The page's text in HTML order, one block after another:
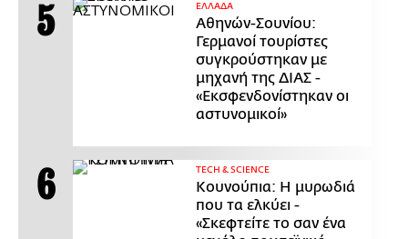
ΕΛΛΑΔΑ
Αθηνών-Σουνίου:
Γερμανοί τουρίστες
συγκρούστηκαν με
μηχανή της ΔΙΑΣ -
«Εκσφενδονίστηκαν οι
αστυνομικοί»
ΤECH & SCIENCE
Κουνούπια: Η μυρωδιά
που τα ελκύει -
«Σκεφτείτε το σαν ένα